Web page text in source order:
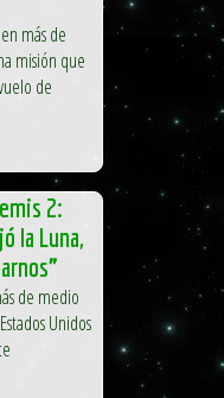
más de
misión que
de
2:
la Luna,
de medio
Unidos